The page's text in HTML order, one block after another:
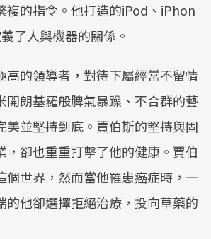
複的指令。他打造的iPod、iPhon
了人與機器的關係。
高的領導者，對待下屬經常不留情
開朗基羅般脾氣暴躁、不合群的藝
美並堅持到底。賈伯斯的堅持與固
，卻也重重打擊了他的健康。賈伯
個世界，然而當他罹患癌症時，一
的他卻選擇拒絕治療，投向草藥的